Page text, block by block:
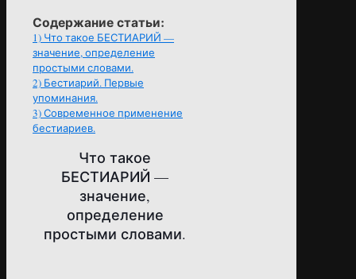
Содержание статьи:
1) Что такое БЕСТИАРИЙ —
значение, определение
простыми словами.
2) Бестиарий. Первые
упоминания.
3)Современное применение
бестиариев.
Что такое
БЕСТИАРИЙ —
значение,
определение
простыми словами.